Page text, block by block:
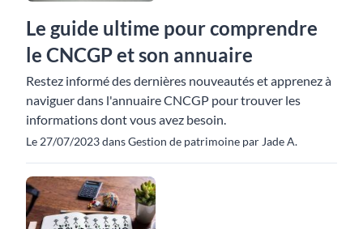
Le guide ultime pour comprendre
le CNCGP et son annuaire
Restez informé des dernières nouveautés et apprenez à
naviguer dans l'annuaire CNCGP pour trouver les
informations dont vous avez besoin.
Le 27/07/2023 dans Gestion de patrimoine par Jade A.